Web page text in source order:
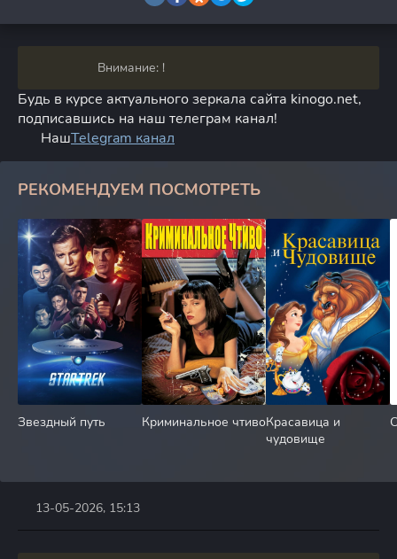
Внимание: !
Будь в курсе актуального зеркала сайта kinogo.net,
подписавшись на наш телеграм канал!
НашTelegram канал
РЕКОМЕНДУЕМ ПОСМОТРЕТЬ
Звездный путь Криминальное чтивоКрасавица и
чудовище
13-05-2026, 15:13